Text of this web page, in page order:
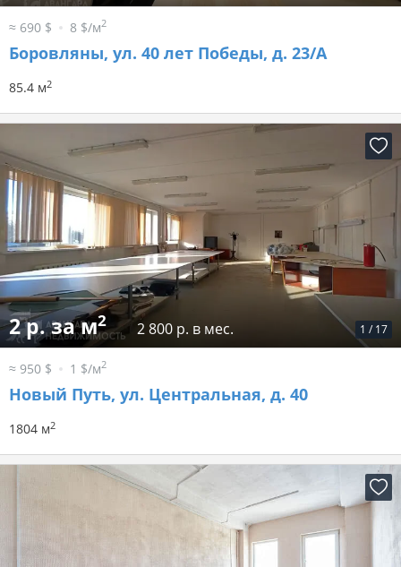
≈ 690 $ 8 $/м2
Боровляны, ул. 40 лет Победы, д. 23/А
85.4 м2
1 / 17
2 р. за м2 2 800 р. в мес.
≈ 950 $ 1 $/м2
Новый Путь, ул. Центральная, д. 40
1804 м2